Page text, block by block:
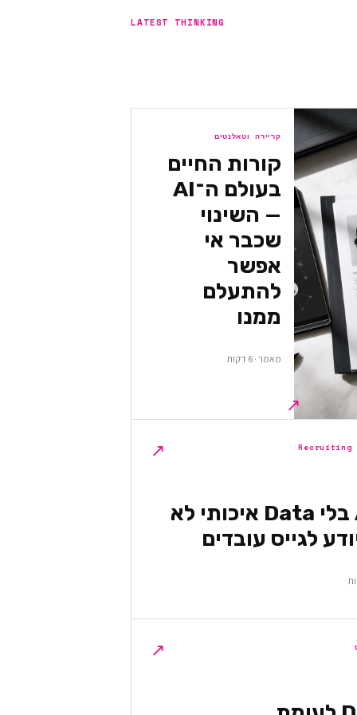
LATEST THINKING
קריירה וטאלנטים
קורות החיים
בעולם ה־AI
— השינוי
שכבר אי
אפשר
להתעלם
ממנו
מאמר · 6 דקות
↗
למה AI בלי Data איכותי לא
לגייס עובדים
↗
↗